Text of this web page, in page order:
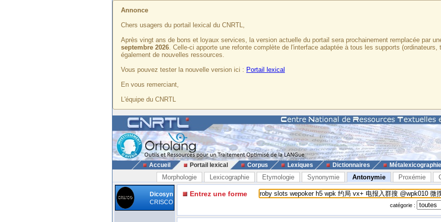
Annonce
Chers usagers du portail lexical du CNRTL,
Après vingt ans de bons et loyaux services, la version actuelle du portail sera prochainement remplacée par
septembre 2026. Celle-ci apporte une refonte complète de l'interface adaptée à tous les supports
également de nouvelles ressources.
Vous pouvez tester la nouvelle version ici : Portail lexical
En vous remerciant,
L'équipe du CNRTL
Accueil Portail lexical Corpus Lexiques Dictionnaires Métalexicographie
Morphologie Lexicographie Etymologie Synonymie Antonymie Proxémie
Dicosyn
CRISCO
Entrez une forme
catégorie :